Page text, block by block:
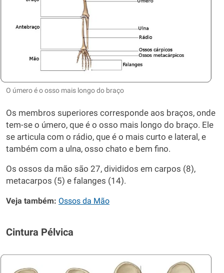
O úmero é o osso mais longo do braço
Os membros superiores corresponde aos braços, onde
tem-se o úmero, que é o osso mais longo do braço. Ele
se articula com o rádio, que é o mais curto e lateral, e
também com a ulna, osso chato e bem fino.
Os ossos da mão são 27, divididos em carpos (8),
metacarpos (5) e falanges (14).
Veja também: Ossos da Mão
Cintura Pélvica